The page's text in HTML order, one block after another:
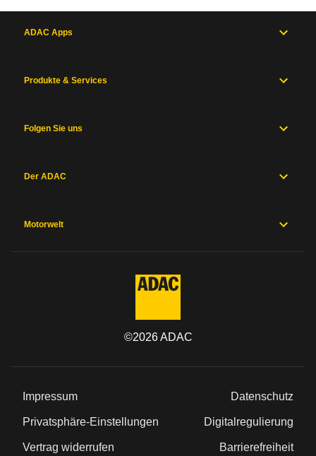
ADAC Apps
Produkte & Services
Folgen Sie uns
Der ADAC
Motorwelt
©2026ADAC
Impressum Datenschutz
Privatsphäre-Einstellungen Digitalregulierung
Vertrag widerrufen Barrierefreiheit